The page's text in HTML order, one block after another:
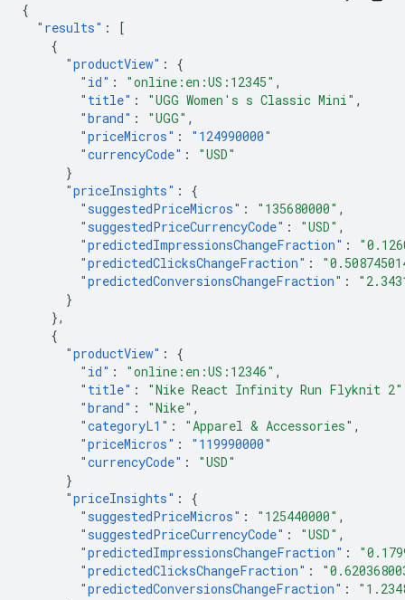
{
"results" :
[
{
"productView" :
{
"id" : "online:en:US:12345" ,
"title" : "UGG Women's s Classic Mini" ,
"brand" : "UGG" ,
"priceMicros" :
"124990000"
"currencyCode" :
"USD"
}
"priceInsights" :
{
"suggestedPriceMicros" : "135680000" ,
"suggestedPriceCurrencyCode" : "USD" ,
"predictedImpressionsChangeFraction" :
"predictedClicksChangeFraction" :
"predictedConversionsChangeFraction" :
}
},
{
"productView" :
{
"id" : "online:en:US:12346" ,
"title" : "Nike React Infinity Run Flyknit 2"
"brand" : "Nike" ,
"categoryL1" : "Apparel & Accessories" ,
"priceMicros" :
"119990000"
"currencyCode" :
"USD"
}
"priceInsights" :
{
"suggestedPriceMicros" : "125440000" ,
"suggestedPriceCurrencyCode" : "USD" ,
"predictedImpressionsChangeFraction" :
"predictedClicksChangeFraction" :
"predictedConversionsChangeFraction" :